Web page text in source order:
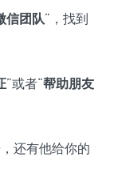
信团队”，找到
”或者“帮助朋友
还有他给你的